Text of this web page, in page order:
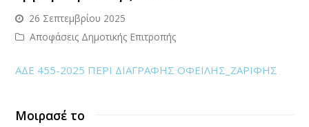
26 Σεπτεμβρίου 2025
Αποφάσεις Δημοτικής Επιτροπής
ΑΔΕ 455-2025 ΠΕΡΙ ΔΙΑΓΡΑΦΗΣ ΟΦΕΙΛΗΣ_ΖΑΡΙΦΗΣ
Μοιρασέ το